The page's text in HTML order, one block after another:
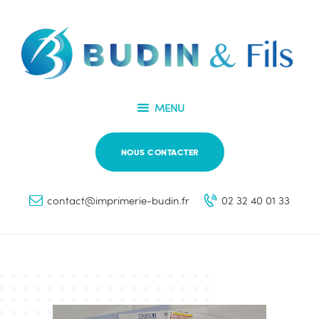
MENU
NOUS CONTACTER
contact@imprimerie-budin.fr 02 32 40 01 33
IMPRIMERIE BUDIN ET FILS
Vos besoins
Nous connaître